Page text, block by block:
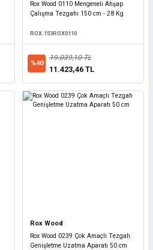
Rox Wood 0110 Mengeneli Ahşap
Çalışma Tezgahı 150 cm - 28 Kg
ROX.153ROX0110
%40
19.039,10 TL
11.423,46 TL
Rox Wood
Rox Wood 0239 Çok Amaçlı Tezgah
Genişletme Uzatma Aparatı 50 cm